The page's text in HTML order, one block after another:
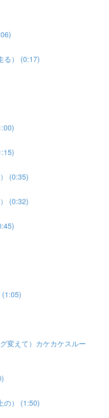
る） (0:17)
(0:35)
(0:32)
(1:05)
変えて）カケカケスルー
の） (1:50)